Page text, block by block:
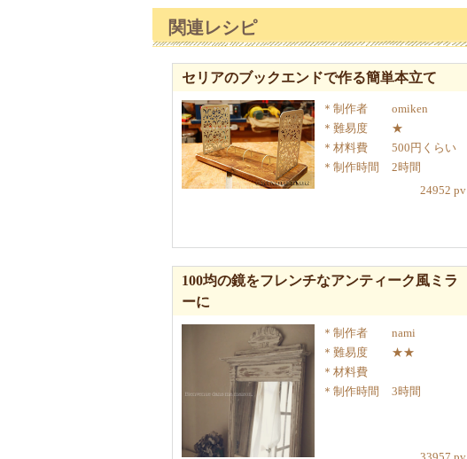
関連レシピ
セリアのブックエンドで作る簡単本立て
制作者
omiken
難易度
★
材料費
500円くらい
制作時間
2時間
24952 pv
100均の鏡をフレンチなアンティーク風ミラ
ーに
制作者
nami
難易度
★★
材料費
制作時間
3時間